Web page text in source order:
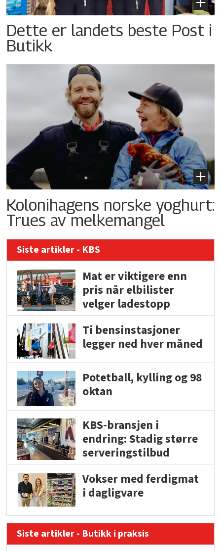
Dette er landets beste Post i
Butikk
Kolonihagens norske yoghurt:
Trues av melkemangel
Siste artikler - KBS
Mat er viktigere enn
pris når elbilister
velger ladestopp
Ti bensinstasjoner
legger ned hver måned
Potetball, kylling og 98
oktan
KBS-bransjen i
endring: Stadig større
serveringstilbud
Vokser med ferdigmat
i dagligvare
Siste artikler - Butikk i praksis